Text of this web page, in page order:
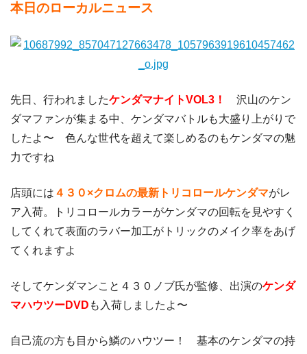
本日のローカルニュース
先日、行われましたケンダマナイトVOL3！
沢山のケン
ダマファンが集まる中、ケンダマバトルも大盛り上がりで
したよ〜 色んな世代を超えて楽しめるのもケンダマの魅
力ですね
店頭には ４３０×クロムの最新トリコロールケンダマがレ
ア入荷。トリコロールカラーがケンダマの回転を見やすく
してくれて表面のラバー加工がトリックのメイク率をあげ
てくれますよ
そしてケンダマンこと４３０ノブ氏が監修、出演のケンダ
マハウツーDVD も入荷しましたよ〜
自己流の方も目から鱗のハウツー！ 基本のケンダマの持